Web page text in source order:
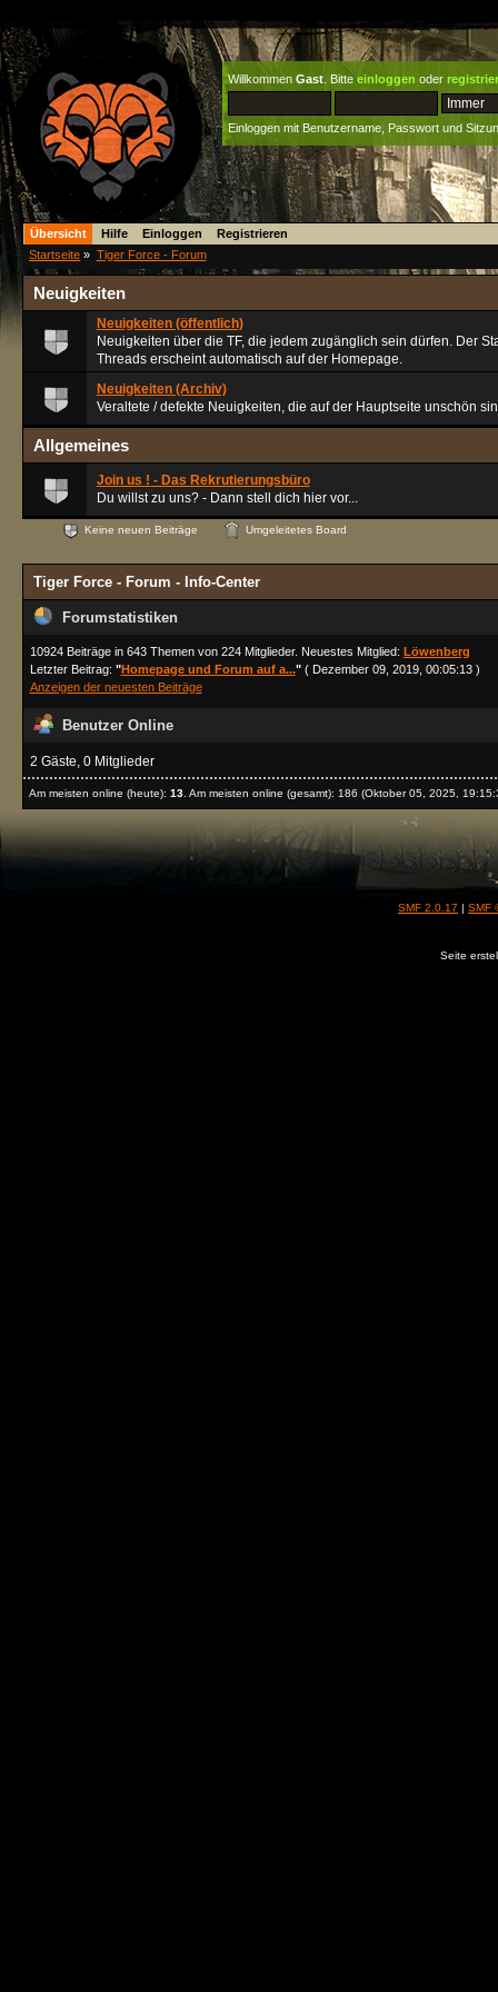
Willkommen Gast . Bitte einloggen oder
Einloggen mit Benutzername, Passwort und
Übersicht Hilfe Einloggen
Registrieren
Startseite » Tiger Force - Forum
Neuigkeiten
Neuigkeiten (öffentlich)
Neuigkeiten über die TF, die jedem zugänglich sein dürfen. Der
Threads erscheint automatisch auf der Homepage.
Neuigkeiten (Archiv)
Veraltete / defekte Neuigkeiten, die auf der Hauptseite unschön
Allgemeines
Join us ! - Das Rekrutierungsbüro
Du willst zu uns? - Dann stell dich hier vor...
Keine neuen Beiträge Umgeleitetes Board
Tiger Force - Forum - Info-Center
Forumstatistiken
10924 Beiträge in 643 Themen von 224 Mitglieder. Neuestes Mitglied: Löwenberg
Letzter Beitrag: "Homepage und Forum auf a..."( Dezember 09, 2019, 00:05:13 )
Anzeigen der neuesten Beiträge
Benutzer Online
2 Gäste, 0 Mitglieder
Am meisten online (heute): 13. Am meisten online (gesamt): 186 (Oktober 05, 2025,
SMF 2.0.17 | SMF
Seite